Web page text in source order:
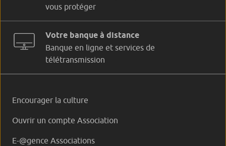
vous protéger
Votre banque à distance
Banque en ligne et services de
télétransmission
Encourager la culture
Ouvrir un compte Association
E-@gence Associations